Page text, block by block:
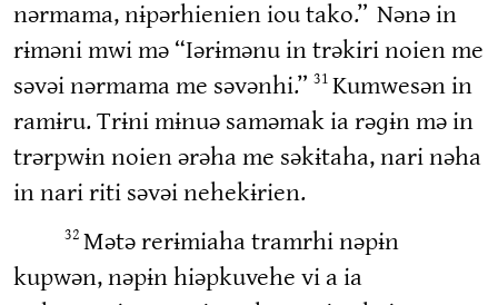
nərmama, nɨpərhienien iou tako.” Nənə in
rɨməni mwi mə “Iərɨmənu in trəkiri noien me
səvəi nərmama me səvənhi.” 31 Kumwesən in
ramɨru. Trɨni mɨnuə saməmak ia rəɡɨn mə in
trərpwɨn noien ərəha me səkɨtaha, nari nəha
in nari riti səvəi nehekɨrien.
32 Mətə rerɨmiaha tramrhi nəpɨn
kupwən, nəpɨn hiəpkuvehe vi a ia